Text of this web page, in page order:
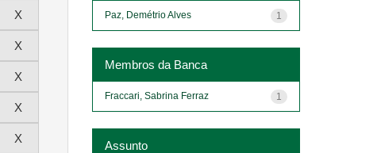
1
Paz, Demétrio Alves
Membros da Banca
1
Fraccari, Sabrina Ferraz
Assunto